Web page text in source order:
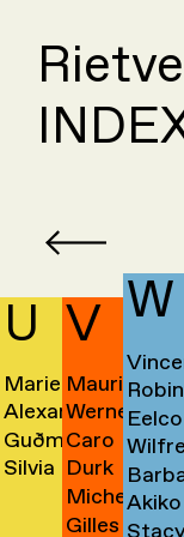
U V W
Marieke
Ubbink
→
Alexander
Karl
Übelhör
Guðmundur
Úlfarsson
Silvia
Marquez
Mauri
Valdevino
Mendes
→
Werner
de
Valk
→
Caro
de
Valk
→
Durk
Valkema
→
Michel
van
Gilles